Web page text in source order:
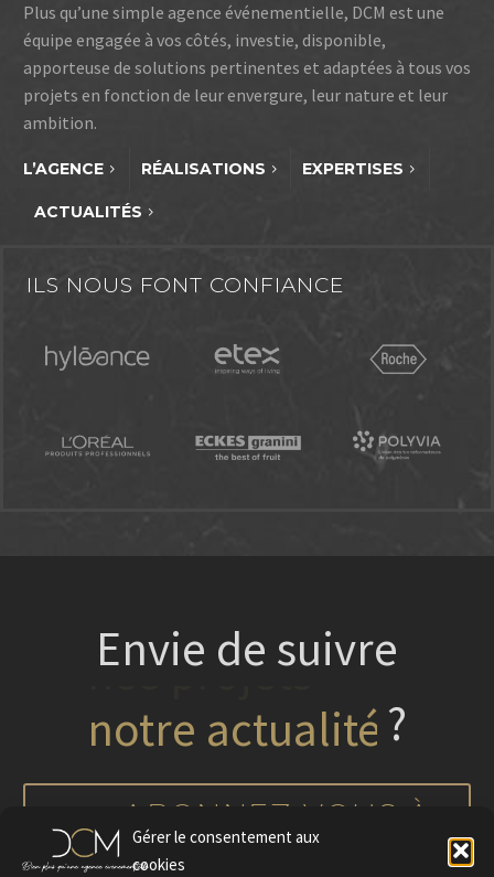
Gérer le consentement aux
cookies
Plus qu’une simple agence événementielle, DCM est une
équipe engagée à vos côtés, investie, disponible,
apporteuse de solutions pertinentes et adaptées à tous vos
projets en fonction de leur envergure, leur nature et leur
ambition.
L’AGENCE RÉALISATIONS EXPERTISES
ACTUALITÉS
ILS NOUS FONT CONFIANCE
Envie de suivre
nos projets ?
ABONNEZ-VOUS À
NOTRE NEWSLETTER